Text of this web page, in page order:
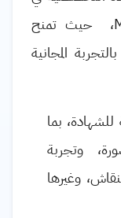
، حيث تمنح
المجانية
بما
وتجربة
وغيرها